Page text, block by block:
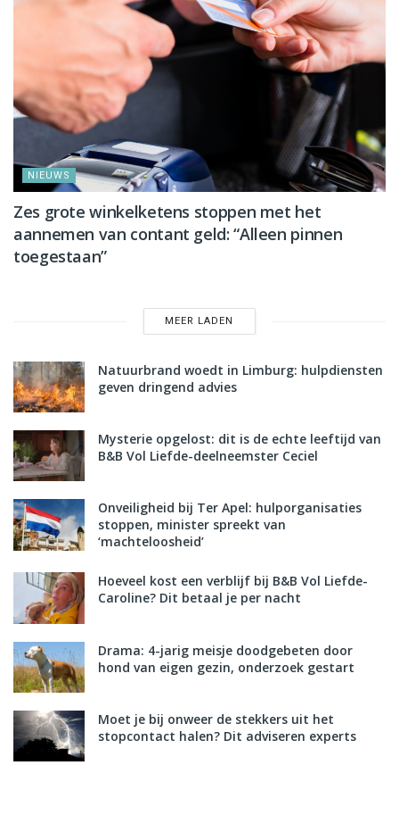
NIEUWS
Zes grote winkelketens stoppen met het
aannemen van contant geld: “Alleen pinnen
toegestaan”
MEER LADEN
Natuurbrand woedt in Limburg: hulpdiensten
geven dringend advies
Mysterie opgelost: dit is de echte leeftijd van
B&B Vol Liefde-deelneemster Ceciel
Onveiligheid bij Ter Apel: hulporganisaties
stoppen, minister spreekt van
‘machteloosheid’
Hoeveel kost een verblijf bij B&B Vol Liefde-
Caroline? Dit betaal je per nacht
Drama: 4-jarig meisje doodgebeten door
hond van eigen gezin, onderzoek gestart
Moet je bij onweer de stekkers uit het
stopcontact halen? Dit adviseren experts